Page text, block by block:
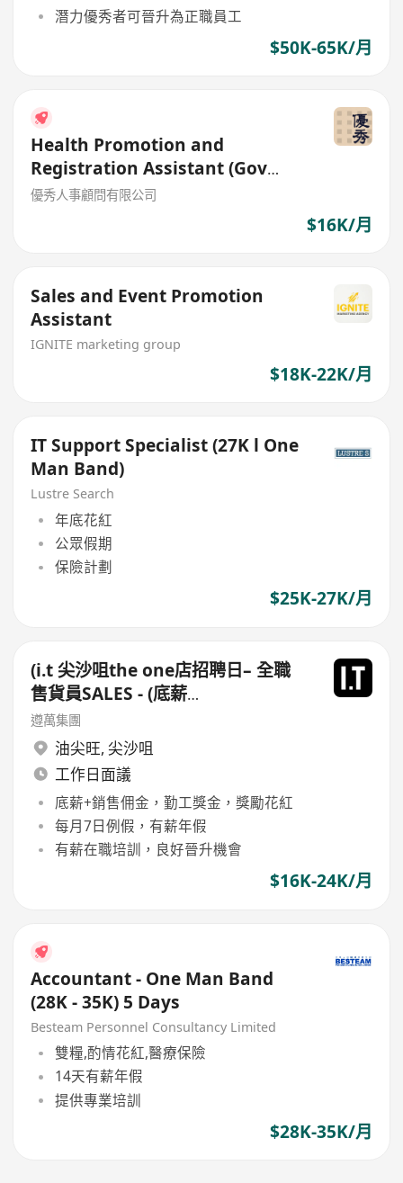
潛力優秀者可晉升為正職員工
$50K-65K/月
Health Promotion and
Registration Assistant (Gov
Contract)
優秀人事顧問有限公司
$16K/月
Sales and Event Promotion
Assistant
IGNITE marketing group
$18K-22K/月
IT Support Specialist (27K l One
Man Band)
Lustre Search
年底花紅
公眾假期
保險計劃
$25K-27K/月
(i.t 尖沙咀the one店招聘日– 全職
售貨員SALES - (底薪
$15,500-$16,000+佣+勤工$500
)+每月7日例假
遵萬集團
油尖旺, 尖沙咀
工作日面議
底薪+銷售佣金，勤工獎金，獎勵花紅
每月7日例假，有薪年假
有薪在職培訓，良好晉升機會
$16K-24K/月
Accountant - One Man Band
(28K - 35K) 5 Days
Besteam Personnel Consultancy Limited
雙糧,酌情花紅,醫療保險
14天有薪年假
提供專業培訓
$28K-35K/月